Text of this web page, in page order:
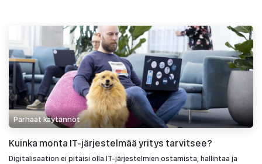
Parhaat käytännöt
Kuinka monta IT-järjestelmää yritys tarvitsee?
Digitalisaation ei pitäisi olla IT-järjestelmien ostamista, hallintaa ja